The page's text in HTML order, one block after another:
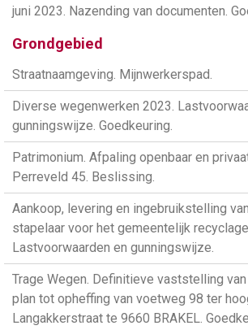
juni 2023. Nazending van documenten.
Grondgebied
Straatnaamgeving. Mijnwerkerspad.
Diverse wegenwerken 2023.
gunningswijze. Goedkeuring.
Patrimonium. Afpaling openbaar en
Perreveld 45. Beslissing.
Aankoop, levering en ingebruikstelling
stapelaar voor het gemeentelijk
Lastvoorwaarden en gunningswijze.
Trage Wegen. Definitieve vaststelling
plan tot opheffing van voetweg 98 ter
Langakkerstraat te 9660 BRAKEL.